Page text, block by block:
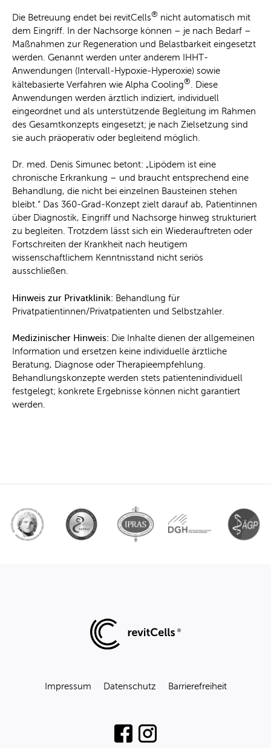
Die Betreuung endet bei revitCells® nicht automatisch mit
dem Eingriff. In der Nachsorge können – je nach Bedarf –
Maßnahmen zur Regeneration und Belastbarkeit eingesetzt
werden. Genannt werden unter anderem IHHT-
Anwendungen (Intervall-Hypoxie-Hyperoxie) sowie
kältebasierte Verfahren wie Alpha Cooling®
. Diese
Anwendungen werden ärztlich indiziert, individuell
eingeordnet und als unterstützende Begleitung im Rahmen
des Gesamtkonzepts eingesetzt; je nach Zielsetzung sind
sie auch präoperativ oder begleitend möglich.
Dr. med. Denis Simunec betont: „Lipödem ist eine
chronische Erkrankung – und braucht entsprechend eine
Behandlung, die nicht bei einzelnen Bausteinen stehen
bleibt.“ Das 360-Grad-Konzept zielt darauf ab, Patientinnen
über Diagnostik, Eingriff und Nachsorge hinweg strukturiert
zu begleiten. Trotzdem lässt sich ein Wiederauftreten oder
Fortschreiten der Krankheit nach heutigem
wissenschaftlichem Kenntnisstand nicht seriös
ausschließen.
Hinweis zur Privatklinik: Behandlung für
Privatpatientinnen/Privatpatienten und Selbstzahler.
Medizinischer Hinweis: Die Inhalte dienen der allgemeinen
Information und ersetzen keine individuelle ärztliche
Beratung, Diagnose oder Therapieempfehlung.
Behandlungskonzepte werden stets patientenindividuell
festgelegt; konkrete Ergebnisse können nicht garantiert
werden.
Impressum Datenschutz Barrierefreiheit